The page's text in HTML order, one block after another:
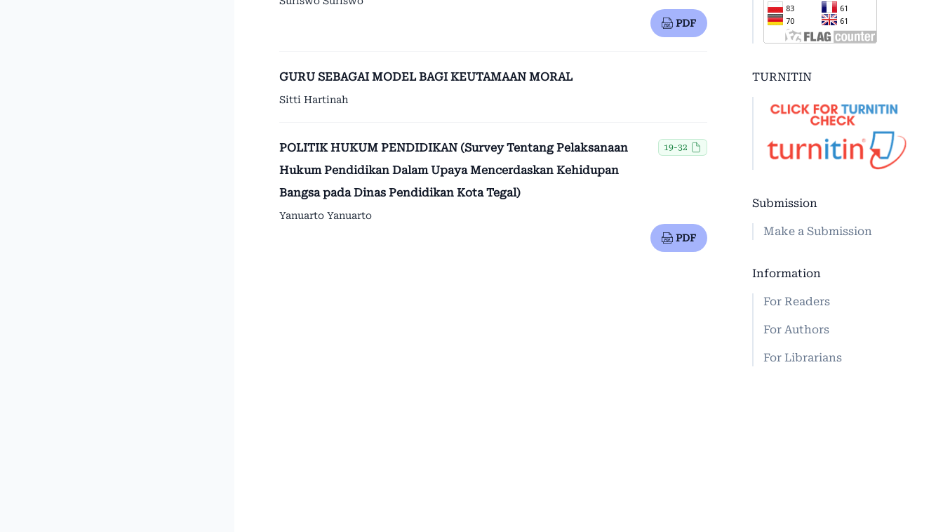
PDF
GURU SEBAGAI MODEL BAGI KEUTAMAAN MORAL
Sitti Hartinah
POLITIK HUKUM PENDIDIKAN (Survey Tentang Pelaksanaan
Hukum Pendidikan Dalam Upaya Mencerdaskan Kehidupan
Bangsa pada Dinas Pendidikan Kota Tegal)
19-32
Yanuarto Yanuarto
PDF
TURNITIN
Submission
Make a Submission
Information
For Readers
For Authors
For Librarians